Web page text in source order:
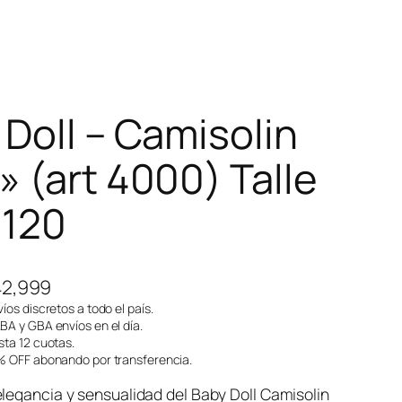
– Camisolin
(art 4000) Talle
l
p
r
e
discretos a todo el país.
y GBA envíos en el día.
12 cuotas.
OFF abonando por transferencia.
y sensualidad del Baby Doll Camisolin